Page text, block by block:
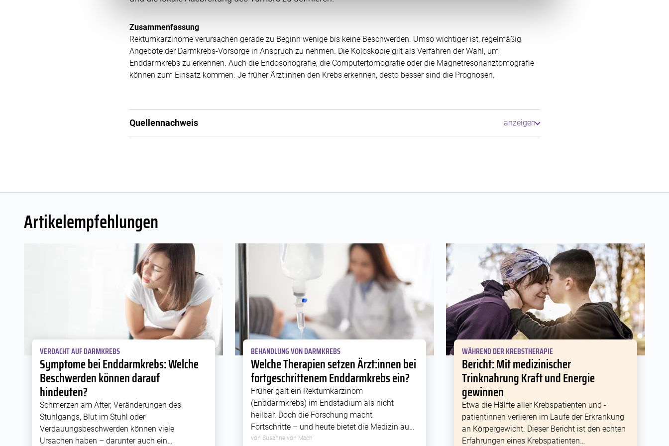
klicken. Weitere Informationen finden Sie in unserer Datenschutzerklärung.
Zusammenfassung
Rektumkarzinome verursachen gerade zu Beginn wenige bis keine Beschwerden. Umso wichtiger ist, regelmäßig
Angebote der Darmkrebs-Vorsorge in Anspruch zu nehmen. Die Koloskopie gilt als Verfahren der Wahl, um
Enddarmkrebs zu erkennen. Auch die Endosonografie, die Computertomografie oder die Magnetresonanztomografie
können zum Einsatz kommen. Je früher Ärzt:innen den Krebs erkennen, desto besser sind die Prognosen.
Quellennachweis
Artikelempfehlungen
VERDACHT AUF DARMKREBS
Symptome bei Enddarmkrebs: Welche
Beschwerden können darauf
hindeuten?
Schmerzen am After, Veränderungen des
Stuhlgangs, Blut im Stuhl oder
Verdauungsbeschwerden können viele
Ursachen haben – darunter auch ein
BEHANDLUNG VON DARMKREBS
Welche Therapien setzen Ärzt:innen bei
fortgeschrittenem Enddarmkrebs ein?
Früher galt ein Rektumkarzinom
(Enddarmkrebs) im Endstadium als nicht
heilbar. Doch die Forschung macht
Fortschritte – und heute bietet die Medizin auch
für diese Situation oftmals realistische Chancen
von Susanne von Mach
WÄHREND DER KREBSTHERAPIE
Bericht: Mit medizinischer
Trinknahrung Kraft und Energie
gewinnen
Etwa die Hälfte aller Krebspatienten und -
patientinnen verlieren im Laufe der Erkrankung
an Körpergewicht. Dieser Bericht ist den echten
Erfahrungen eines Krebspatienten